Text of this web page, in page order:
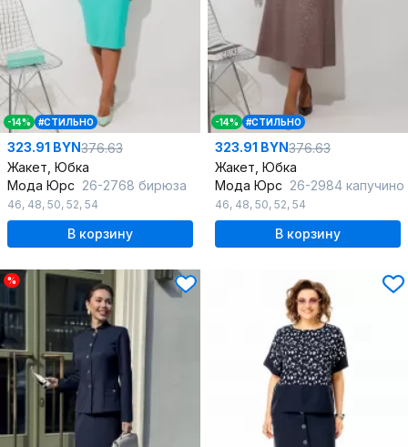
-14% #СТИЛЬНО
323.91 BYN376.63
Жакет, Юбка
Мода Юрс 26-2768 бирюза
46, 48, 50, 52, 54
В корзину
-14% #СТИЛЬНО
323.91 BYN376.63
Жакет, Юбка
Мода Юрс 26-2984 капучино
46, 48, 50, 52, 54
В корзину
%